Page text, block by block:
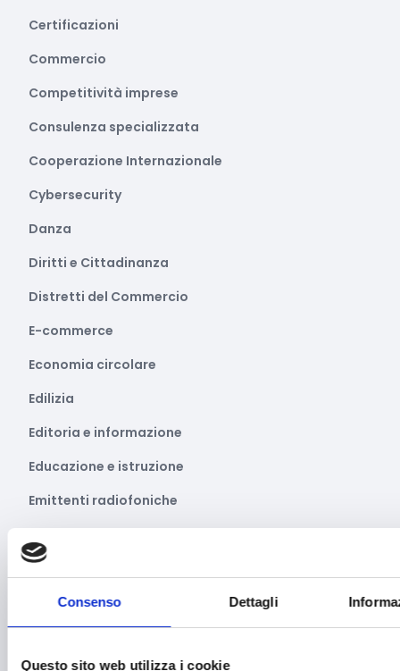
Consenso Dettagli
Questo sito web utilizza i cookie
Certificazioni
Commercio
Competitività imprese
Consulenza specializzata
Cooperazione Internazionale
Cybersecurity
Danza
Diritti e Cittadinanza
Distretti del Commercio
E-commerce
Economia circolare
Edilizia
Editoria e informazione
Educazione e istruzione
Emittenti radiofoniche
Farmaceutico
Farmacia e/o chimica